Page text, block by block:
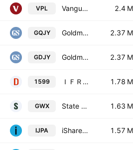
VPL Vanguard FTSE Pacific ETF 2.4 M
GQJY Goldman Sachs Alpha Enhanced Japan Equity Active UCITS ETF AccumJPY 2.37 M
GDJY Goldman Sachs ETF ICAV - Goldman Sachs Alpha Enhanced Japan Equity Active UCITS ETF JPY 2.37 M
1599 ＩＦＲＥＥＥＴＦ ＪＰＸ日経４００ 1.78 M
GWX State Street SPDR S&P International Small Cap ETF 1.63 M
IJPA iShares Core MSCI Japan IMI UCITS ETF 1.57 M